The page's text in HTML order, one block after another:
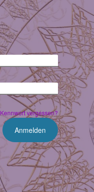
Kennwort vergessen?